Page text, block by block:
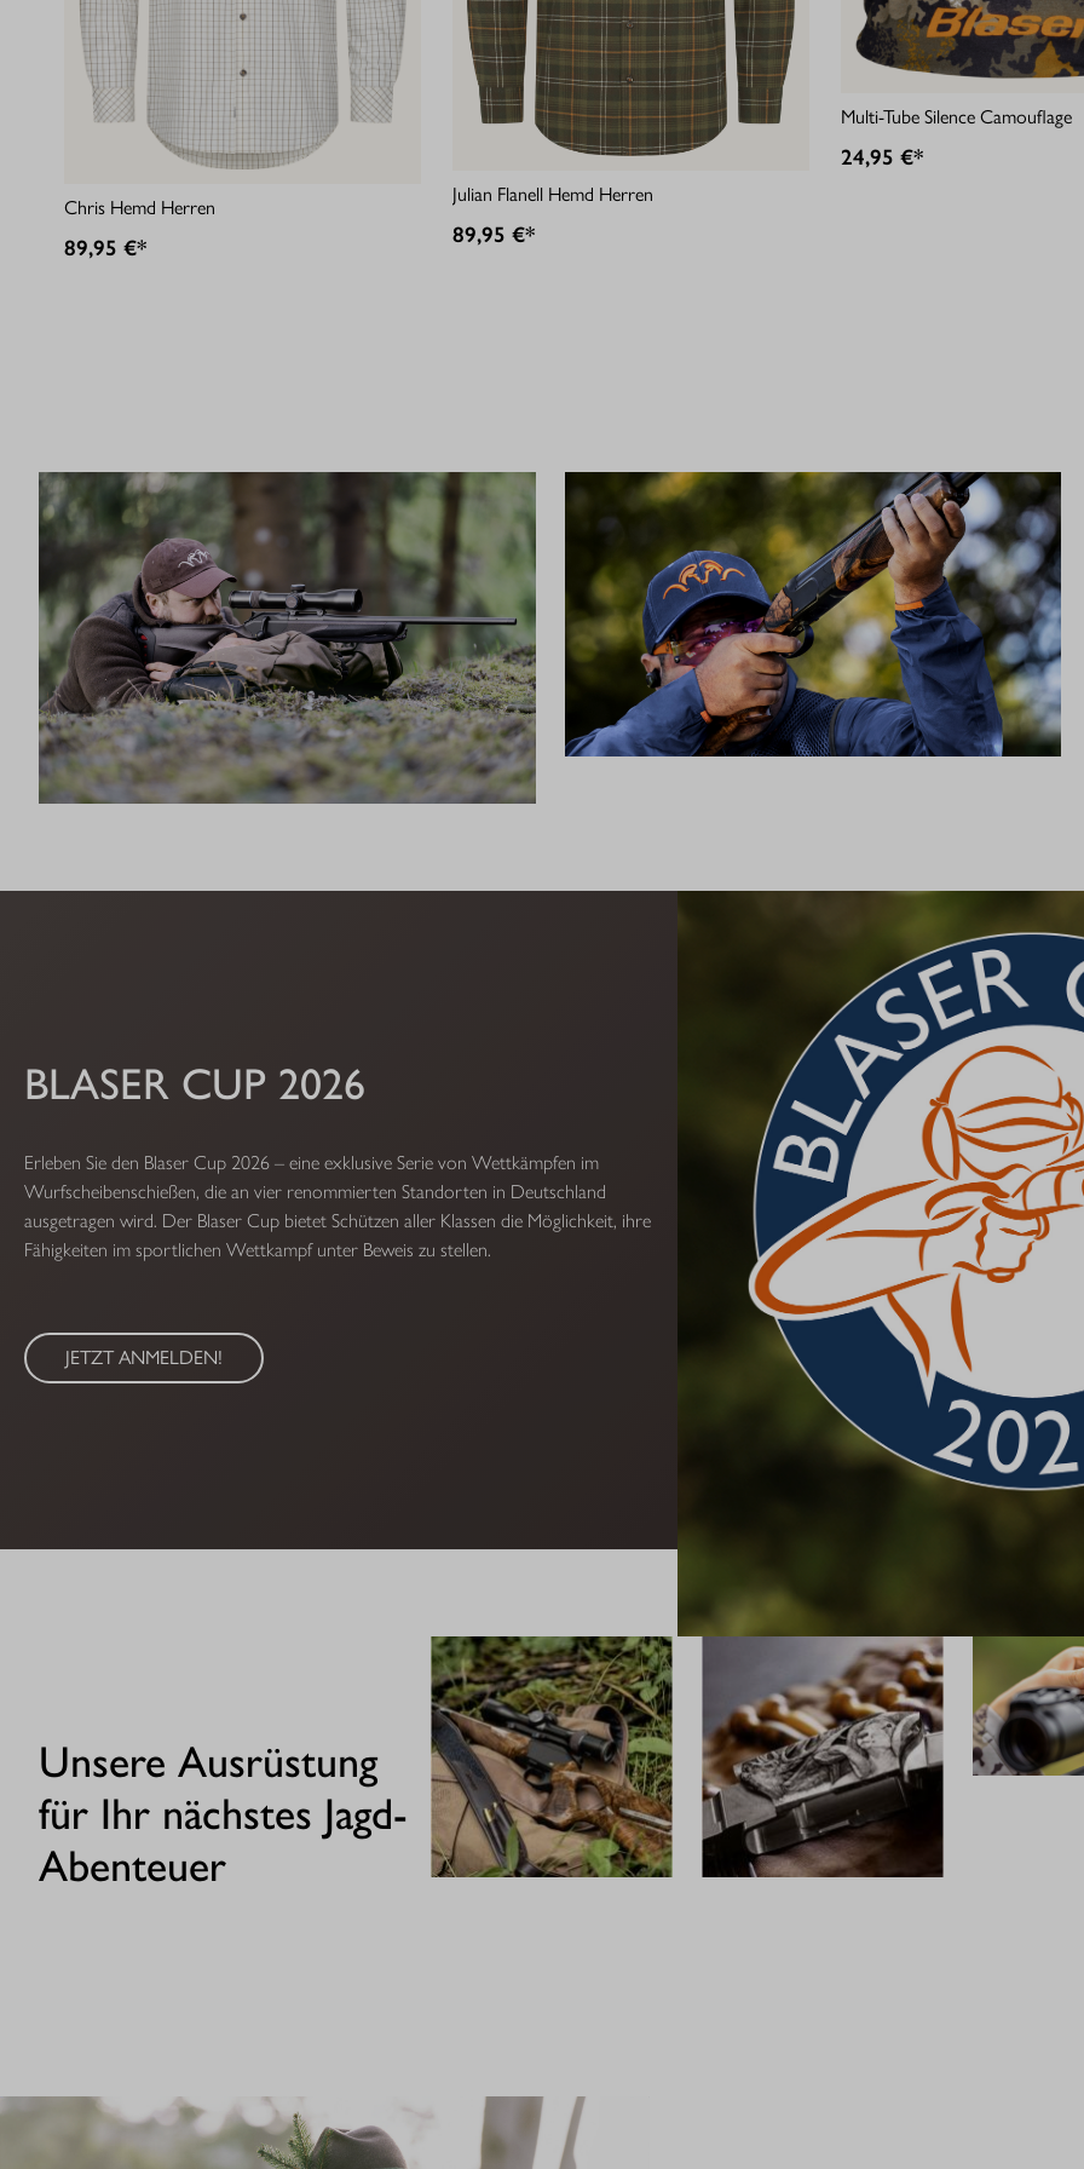
Chris Hemd Herren
89,95 €*
Julian Flanell Hemd Herren
89,95 €*
Multi-Tube Silence Camouflage
24,95 €*
BLASER CUP 2026
Erleben Sie den Blaser Cup 2026 – eine exklusive Serie von Wettkämpfen im
Wurfscheibenschießen, die an vier renommierten Standorten in Deutschland
ausgetragen wird. Der Blaser Cup bietet Schützen aller Klassen die Möglichkeit, ihre
Fähigkeiten im sportlichen Wettkampf unter Beweis zu stellen.
JETZT ANMELDEN!
Unsere Ausrüstung
für Ihr nächstes Jagd-
Abenteuer